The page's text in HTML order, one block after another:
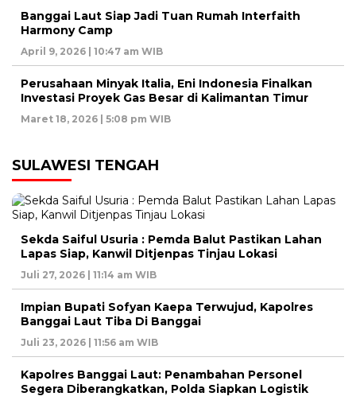
Banggai Laut Siap Jadi Tuan Rumah Interfaith
Harmony Camp
April 9, 2026 | 10:47 am WIB
Perusahaan Minyak Italia, Eni Indonesia Finalkan
Investasi Proyek Gas Besar di Kalimantan Timur
Maret 18, 2026 | 5:08 pm WIB
SULAWESI TENGAH
Sekda Saiful Usuria : Pemda Balut Pastikan Lahan
Lapas Siap, Kanwil Ditjenpas Tinjau Lokasi
Juli 27, 2026 | 11:14 am WIB
Impian Bupati Sofyan Kaepa Terwujud, Kapolres
Banggai Laut Tiba Di Banggai
Juli 23, 2026 | 11:56 am WIB
Kapolres Banggai Laut: Penambahan Personel
Segera Diberangkatkan, Polda Siapkan Logistik